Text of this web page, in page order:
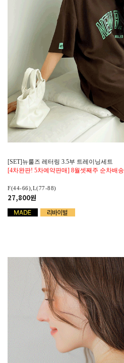
[SET]뉴룰즈 레터링 3.5부 트레이닝세트
[4차완판! 5차예약판매] 8월셋째주 순차배송
F(44-66),L(77-88)
27,800원